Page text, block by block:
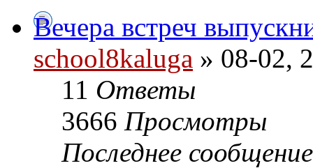
Вечера встреч
school8kaluga » 08-02,
11 Ответы
3666 Просмотры
Последнее